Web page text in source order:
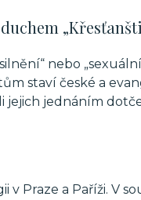
nebo
staví české a
jednáním
Praze a Paříži. V